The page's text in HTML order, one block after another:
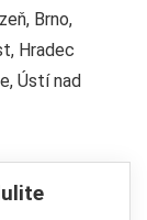
Brno,
Hradec
Ústí nad